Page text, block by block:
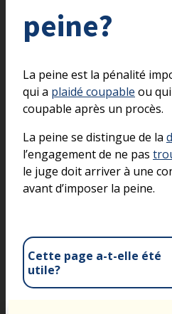
peine?
La peine est la pénalité
qui a plaidé coupable ou
coupable après un procès.
La peine se distingue de la
l’engagement de ne pas
le juge doit arriver à une
avant d’imposer la peine.
Cette page a-t-elle été
utile?